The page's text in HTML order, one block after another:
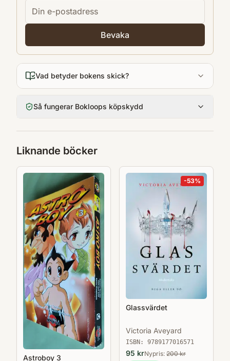
Pocket
Bevaka
Vad betyder bokens skick?
Så fungerar Bokloops köpskydd
Liknande böcker
Astroboy 3
-53%
Glassvärdet
Victoria Aveyard
ISBN: 9789177016571
95 krNypris: 200kr